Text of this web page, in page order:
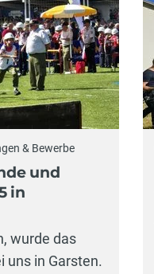
& Bewerbe
und
in
wurde das
uns in Garsten.